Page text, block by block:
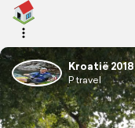
Kroatië 2018
P travel